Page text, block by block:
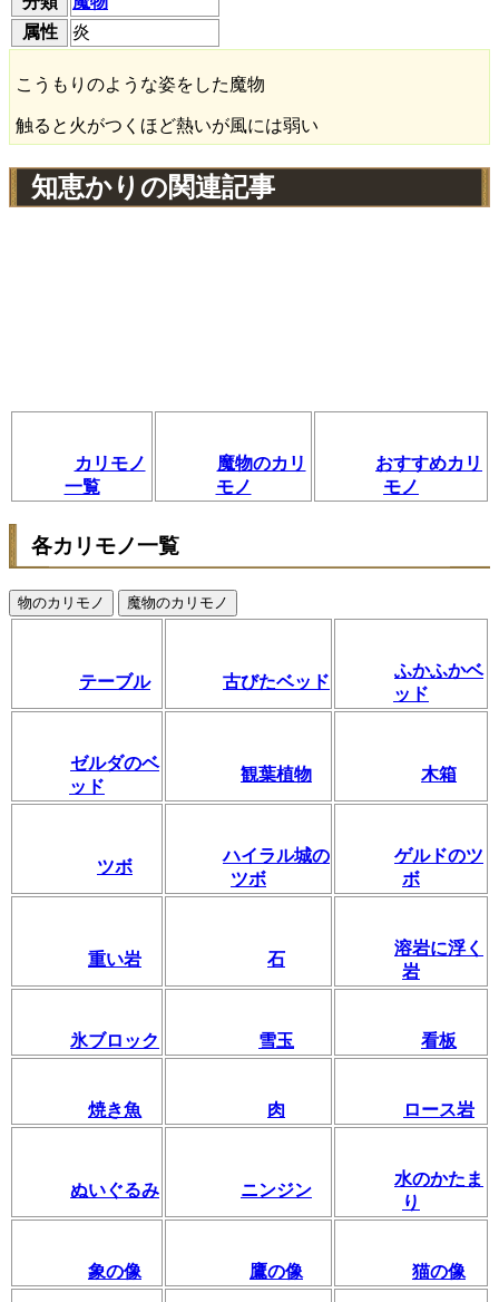
属性
炎
こうもりのような姿をした魔物
触ると火がつくほど熱いが風には弱い
知恵かりの関連記事
カリモノ
一覧
魔物のカリ
モノ
おすすめカリ
モノ
各カリモノ一覧
物のカリモノ 魔物のカリモノ
テーブル 古びたベッド
ふかふかベ
ッド
ゼルダのベ
ッド
観葉植物 木箱
ツボ
ハイラル城の
ツボ
ゲルドのツ
ボ
重い岩 石
溶岩に浮く
岩
氷ブロック 雪玉 看板
焼き魚 肉 ロース岩
ぬいぐるみ ニンジン
水のかたま
り
象の像 鷹の像 猫の像